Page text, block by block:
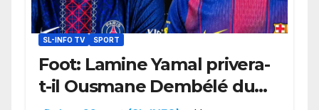
SL-INFO TV SPORT
Foot: Lamine Yamal privera-
t-il Ousmane Dembélé du